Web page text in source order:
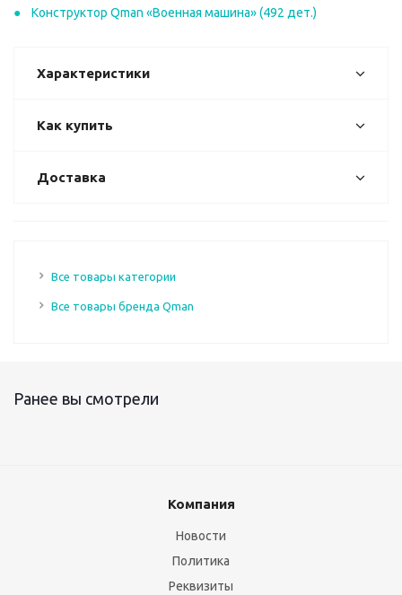
Конструктор Qman «Военная машина» (492 дет.)
Характеристики
Как купить
Доставка
Все товары категории
Все товары бренда Qman
Ранее вы смотрели
Компания
Новости
Политика
Реквизиты